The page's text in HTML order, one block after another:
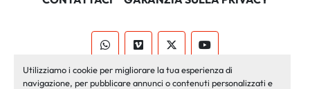
Utilizziamo i cookie per migliorare la tua esperienza di
navigazione, per pubblicare annunci o contenuti personalizzati e
whatsappvimeo twitteryoutube
Machinio Systemsito web diMachinio